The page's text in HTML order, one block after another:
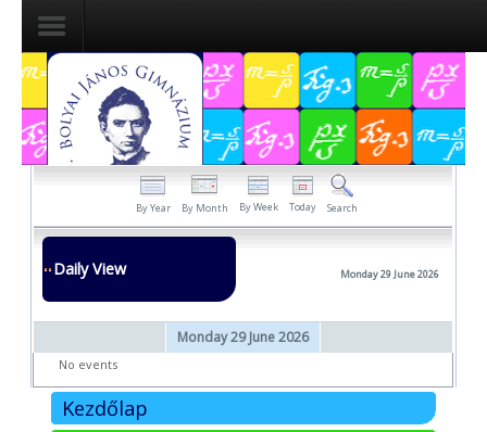
Dokumentumok
Felvételizőknek
Tanárjelölteknek
By Year By Month By Week Today Search
Daily View Monday 29 June 2026
Monday 29 June 2026
No events
Kezdőlap